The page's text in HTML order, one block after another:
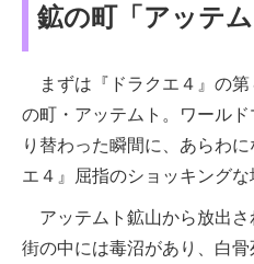
鉱の町「アッテム
まずは『ドラクエ４』の第
の町・アッテムト。ワール
り替わった瞬間に、あらわ
エ４』屈指のショッキングな
アッテムト鉱山から放出さ
街の中には毒沼があり、白